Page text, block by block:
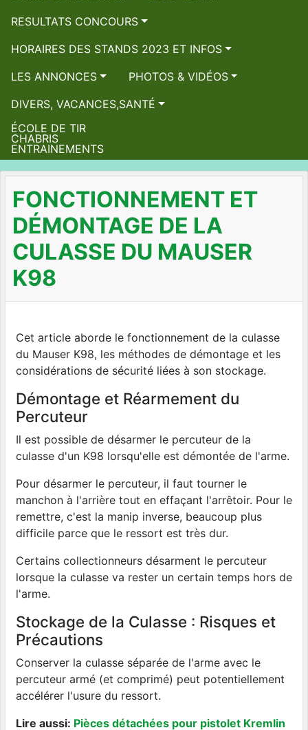
RESULTATS CONCOURS
HORAIRES DES STANDS 2023 ET INFOS
LES ANNONCES
PHOTOS & VIDÉOS
DIVERS, VACANCES,SANTÉ
ÉCOLE DE TIR
CHABRIS
ENTRAINEMENTS
FONCTIONNEMENT ET
DÉMONTAGE DE LA
CULASSE DU MAUSER
K98
Cet article aborde le fonctionnement de la culasse
du Mauser K98, les méthodes de démontage et les
considérations de sécurité liées à son stockage.
Démontage et Réarmement du
Percuteur
Il est possible de désarmer le percuteur de la
culasse d'un K98 lorsqu'elle est démontée de l'arme.
Pour désarmer le percuteur, il faut tourner le
manchon à l'arrière tout en effaçant l'arrêtoir. Pour le
remettre, c'est la manip inverse, beaucoup plus
difficile parce que le ressort est très dur.
Certains collectionneurs désarment le percuteur
lorsque la culasse va rester un certain temps hors de
l'arme.
Stockage de la Culasse : Risques et
Précautions
Conserver la culasse séparée de l'arme avec le
percuteur armé (et comprimé) peut potentiellement
accélérer l'usure du ressort.
Lire aussi: Pièces détachées pour pistolet Kremlin